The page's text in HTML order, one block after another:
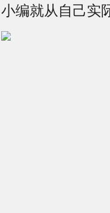
小编就从自己实